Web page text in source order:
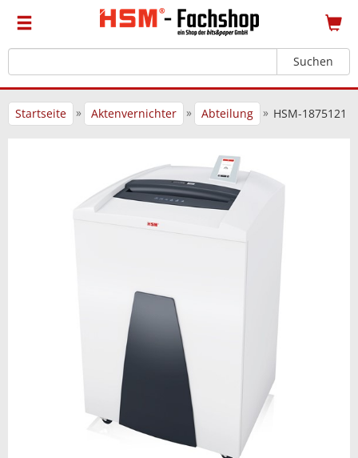
Suchen
Startseite » Aktenvernichter » Abteilung » HSM-1875121